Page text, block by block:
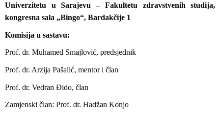
Univerzitetu u Sarajevu – Fakultetu zdravstvenih studija,
kongresna sala „Bingo“, Bardakčije 1
Komisija u sastavu:
Prof. dr. Muhamed Smajlović, predsjednik
Prof. dr. Arzija Pašalić, mentor i član
Prof. dr. Vedran Đido, član
Zamjenski član: Prof. dr. Hadžan Konjo